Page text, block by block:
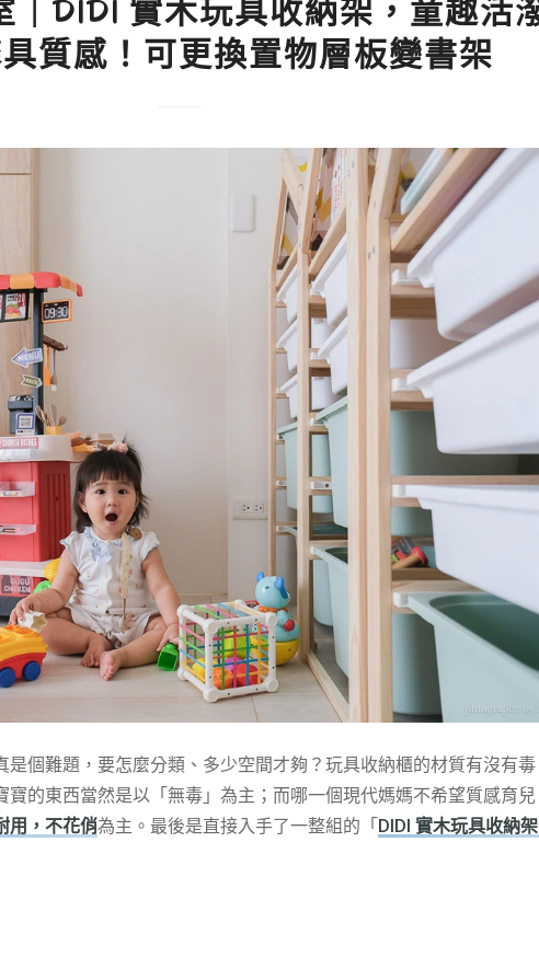
｜DIDI 實木玩具收納架，童趣活
質感！可更換置物層板變書架
個難題，要怎麼分類、多少空間才夠？玩具收納櫃的材質有沒有
的東西當然是以「無毒」為主；而哪一個現代媽媽不希望質感育
用，不花俏為主。最後是直接入手了一整組的「DIDI 實木玩具收納